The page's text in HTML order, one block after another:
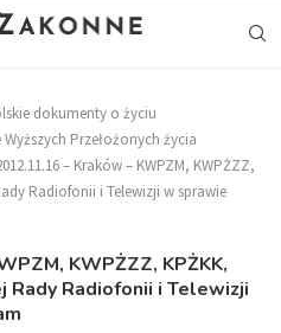
dokumenty o życiu
Wyższych Przełożonych życia
– Kraków – KWPZM, KWPŻZZ,
Radiofonii i Telewizji w sprawie
KWPŻZZ, KPŻKK,
Rady Radiofonii i Telewizji